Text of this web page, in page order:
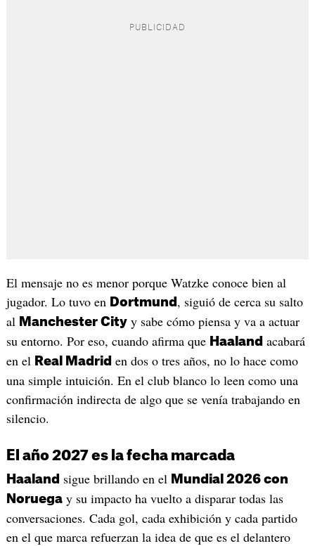
El mensaje no es menor porque Watzke conoce bien al
jugador. Lo tuvo en Dortmund , siguió de cerca su salto
al Manchester Cityy sabe cómo piensa y va a actuar
su entorno. Por eso, cuando afirma que Haaland acabará
en el Real Madrid en dos o tres años, no lo hace como
una simple intuición. En el club blanco lo leen como una
confirmación indirecta de algo que se venía trabajando en
silencio.
El año 2027 es la fecha marcada
Haaland sigue brillando en el Mundial 2026 con
Noruegay su impacto ha vuelto a disparar todas las
conversaciones. Cada gol, cada exhibición y cada partido
en el que marca refuerzan la idea de que es el delantero